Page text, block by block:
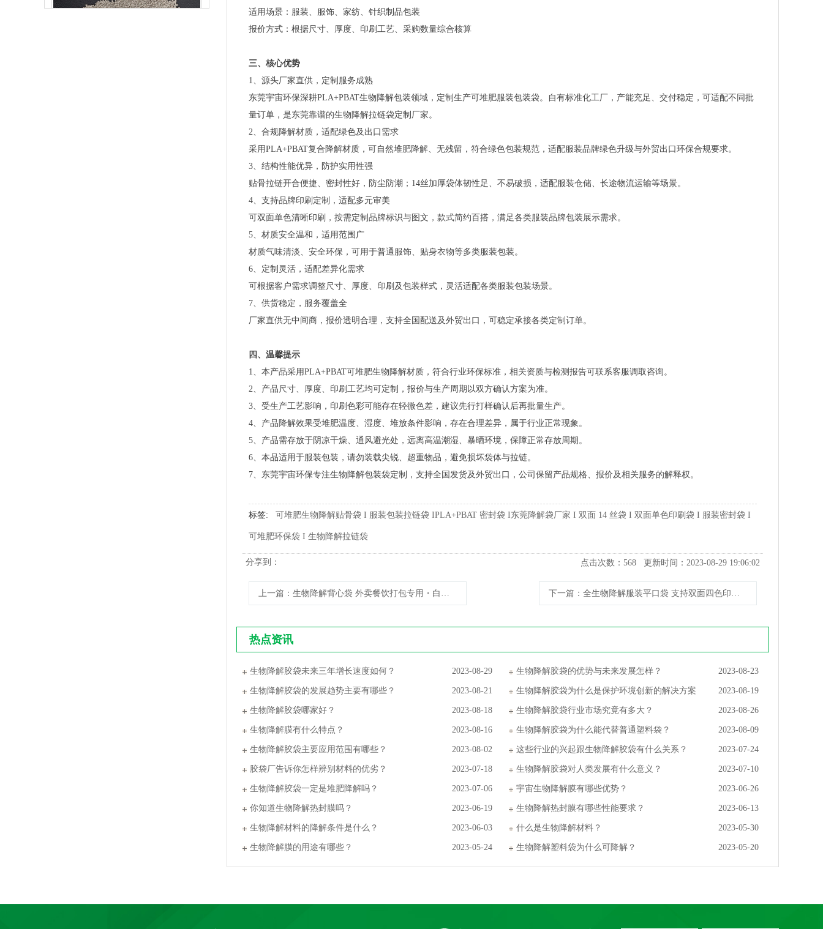
适用场景：服装、服饰、家纺、针织制品包装
报价方式：根据尺寸、厚度、印刷工艺、采购数量综合核算
三、核心优势
1、源头厂家直供，定制服务成熟
东莞宇宙环保深耕PLA+PBAT生物降解包装领域，定制生产可堆肥服装包装袋。自有标准化工厂，产能充足、交付稳定，可适配不同批
量订单，是东莞靠谱的生物降解拉链袋定制厂家。
2、合规降解材质，适配绿色及出口需求
采用PLA+PBAT复合降解材质，可自然堆肥降解、无残留，符合绿色包装规范，适配服装品牌绿色升级与外贸出口环保合规要求。
3、结构性能优异，防护实用性强
贴骨拉链开合便捷、密封性好，防尘防潮；14丝加厚袋体韧性足、不易破损，适配服装仓储、长途物流运输等场景。
4、支持品牌印刷定制，适配多元审美
可双面单色清晰印刷，按需定制品牌标识与图文，款式简约百搭，满足各类服装品牌包装展示需求。
5、材质安全温和，适用范围广
材质气味清淡、安全环保，可用于普通服饰、贴身衣物等多类服装包装。
6、定制灵活，适配差异化需求
可根据客户需求调整尺寸、厚度、印刷及包装样式，灵活适配各类服装包装场景。
7、供货稳定，服务覆盖全
厂家直供无中间商，报价透明合理，支持全国配送及外贸出口，可稳定承接各类定制订单。
四、温馨提示
1、本产品采用PLA+PBAT可堆肥生物降解材质，符合行业环保标准，相关资质与检测报告可联系客服调取咨询。
2、产品尺寸、厚度、印刷工艺均可定制，报价与生产周期以双方确认方案为准。
3、受生产工艺影响，印刷色彩可能存在轻微色差，建议先行打样确认后再批量生产。
4、产品降解效果受堆肥温度、湿度、堆放条件影响，存在合理差异，属于行业正常现象。
5、产品需存放于阴凉干燥、通风避光处，远离高温潮湿、暴晒环境，保障正常存放周期。
6、本品适用于服装包装，请勿装载尖锐、超重物品，避免损坏袋体与拉链。
7、东莞宇宙环保专注生物降解包装袋定制，支持全国发货及外贸出口，公司保留产品规格、报价及相关服务的解释权。
标签: 可堆肥生物降解贴骨袋 I 服装包装拉链袋 IPLA+PBAT 密封袋 I东莞降解袋厂家 I 双面 14 丝袋 I 双面单色印刷袋 I 服装密封袋 I
可堆肥环保袋 I 生物降解拉链袋
分享到： 点击次数： 568 更新时间：2023-08-29 19:06:02
上一篇 ：生物降解背心袋 外卖餐饮打包专用・白色双面烫金印刷 下一篇 ：全生物降解服装平口袋 支持双面四色印刷可定制包装袋
热点资讯
2023-08-29
生物降解胶袋未来三年增长速度如何？ 2023-08-23
生物降解胶袋的优势与未来发展怎样？
2023-08-21
生物降解胶袋的发展趋势主要有哪些？ 2023-08-19
生物降解胶袋为什么是保护环境创新的解决方案
2023-08-18
生物降解胶袋哪家好？ 2023-08-26
生物降解胶袋行业市场究竟有多大？
2023-08-16
生物降解膜有什么特点？ 2023-08-09
生物降解胶袋为什么能代替普通塑料袋？
2023-08-02
生物降解胶袋主要应用范围有哪些？ 2023-07-24
这些行业的兴起跟生物降解胶袋有什么关系？
2023-07-18
胶袋厂告诉你怎样辨别材料的优劣？ 2023-07-10
生物降解胶袋对人类发展有什么意义？
2023-07-06
生物降解胶袋一定是堆肥降解吗？ 2023-06-26
宇宙生物降解膜有哪些优势？
2023-06-19
你知道生物降解热封膜吗？ 2023-06-13
生物降解热封膜有哪些性能要求？
2023-06-03
生物降解材料的降解条件是什么？ 2023-05-30
什么是生物降解材料？
2023-05-24
生物降解膜的用途有哪些？ 2023-05-20
生物降解塑料袋为什么可降解？